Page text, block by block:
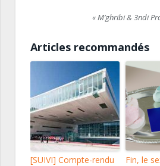
« M’ghribi & 3ndi
Articles recommandés
[SUIVI] Compte-rendu
Fin, le